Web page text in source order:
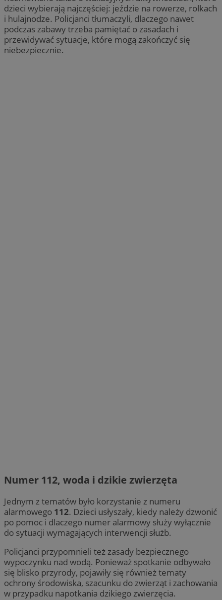
dzieci wybierają najczęściej: jeździe na rowerze, rolkach
i hulajnodze. Policjanci tłumaczyli, dlaczego nawet
podczas zabawy trzeba pamiętać o zasadach i
przewidywać sytuacje, które mogą zakończyć się
niebezpiecznie.
Numer 112, woda i dzikie zwierzęta
Jednym z tematów było korzystanie z numeru
alarmowego 112. Dzieci usłyszały, kiedy należy dzwonić
po pomoc i dlaczego numer alarmowy służy wyłącznie
do sytuacji wymagających interwencji służb.
Policjanci przypomnieli też zasady bezpiecznego
wypoczynku nad wodą. Ponieważ spotkanie odbywało
się blisko przyrody, pojawiły się również tematy
ochrony środowiska, szacunku do zwierząt i zachowania
w przypadku napotkania dzikiego zwierzęcia.